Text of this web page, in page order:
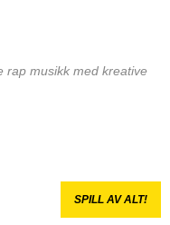
rap musikk med kreative
SPILL AV ALT!